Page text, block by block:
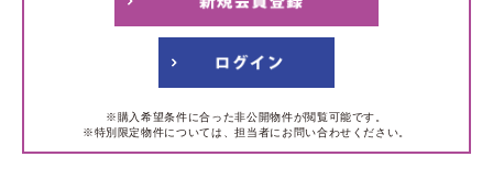
※購入希望条件に合った非公開物件が閲覧可能です。
※特別限定物件については、担当者にお問い合わせください。